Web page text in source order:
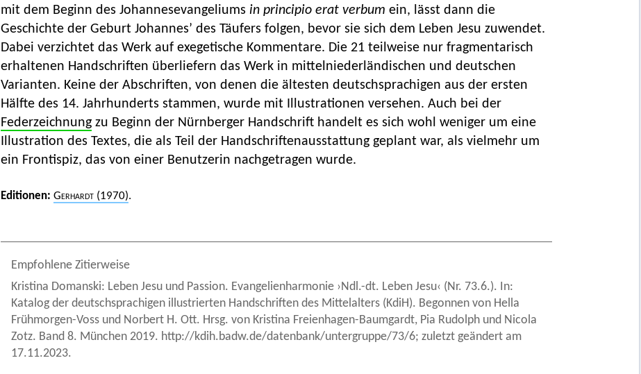
mit dem Beginn des Johannesevangeliums in principio erat verbum ein, lässt dann die
Geschichte der Geburt Johannes’ des Täufers folgen, bevor sie sich dem Leben Jesu zuwendet.
Dabei verzichtet das Werk auf exegetische Kommentare. Die 21 teilweise nur fragmentarisch
erhaltenen Handschriften überliefern das Werk in mittelniederländischen und deutschen
Varianten. Keine der Abschriften, von denen die ältesten deutschsprachigen aus der ersten
Hälfte des 14. Jahrhunderts stammen, wurde mit Illustrationen versehen. Auch bei der
Federzeichnungzu Beginn der Nürnberger Handschrift handelt es sich wohl weniger um eine
Illustration des Textes, die als Teil der Handschriftenausstattung geplant war, als vielmehr um
ein Frontispiz, das von einer Benutzerin nachgetragen wurde.
Editionen: Gerhardt(1970).
Empfohlene Zitierweise
Kristina Domanski: Leben Jesu und Passion. Evangelienharmonie ›Ndl.-dt. Leben Jesu‹ (Nr. 73.6.). In:
Katalog der deutschsprachigen illustrierten Handschriften des Mittelalters (KdiH). Begonnen von Hella
Frühmorgen-Voss und Norbert H. Ott. Hrsg. von Kristina Freienhagen-Baumgardt, Pia Rudolph und Nicola
Zotz. Band 8. München 2019. http://kdih.badw.de/datenbank/untergruppe/73/6; zuletzt geändert am
17.11.2023.